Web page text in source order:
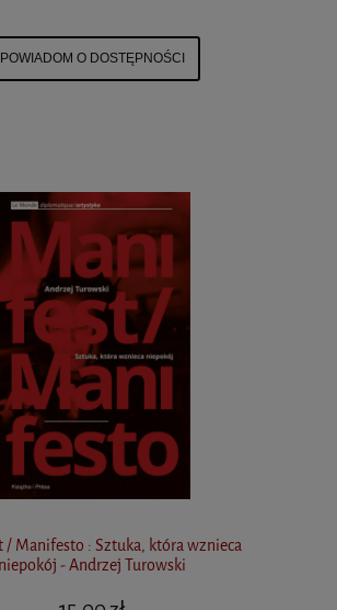
POWIADOM O DOSTĘPNOŚCI
/ Manifesto : Sztuka, która wznieca
niepokój - Andrzej Turowski